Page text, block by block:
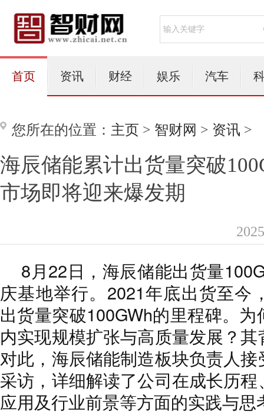
首页 资讯 财经 娱乐 汽车
您所在的位置： 主页 > 智财网 > 资讯 >
海辰储能累计出货量突破
市场即将迎来爆发期
8月22日，海辰储能出货量
庆基地举行。2021年底出货至今
出货量突破100GWh的里程碑。
内实现规模扩张与高质量发展？
对此，海辰储能制造板块负责人
采访，详细解读了公司在成长历
应用及行业前景等方面的实践与思